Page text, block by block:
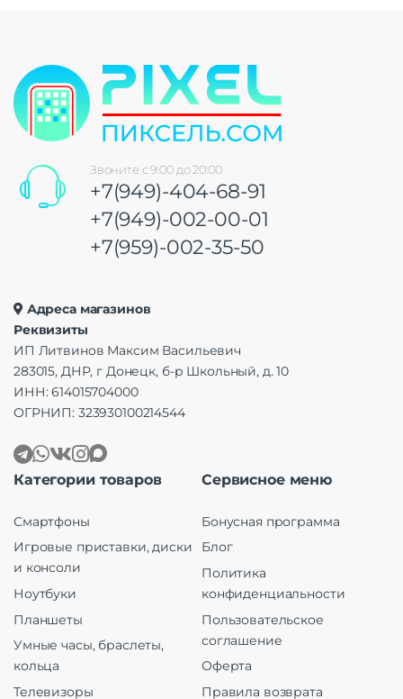
Звоните с 9:00 до 20:00
+7(949)-404-68-91
+7(949)-002-00-01
+7(959)-002-35-50
Адреса магазинов
Реквизиты
ИП Литвинов Максим Васильевич
283015, ДНР, г Донецк, б-р Школьный, д. 10
ИНН: 614015704000
ОГРНИП: 323930100214544
Категории товаров
Смартфоны
Игровые приставки, диски
и консоли
Ноутбуки
Планшеты
Умные часы, браслеты,
кольца
Телевизоры
Сервисное меню
Бонусная программа
Блог
Политика
конфиденциальности
Пользовательское
соглашение
Оферта
Правила возврата